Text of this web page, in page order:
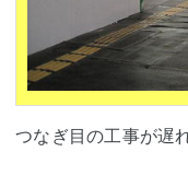
つなぎ目の工事が遅